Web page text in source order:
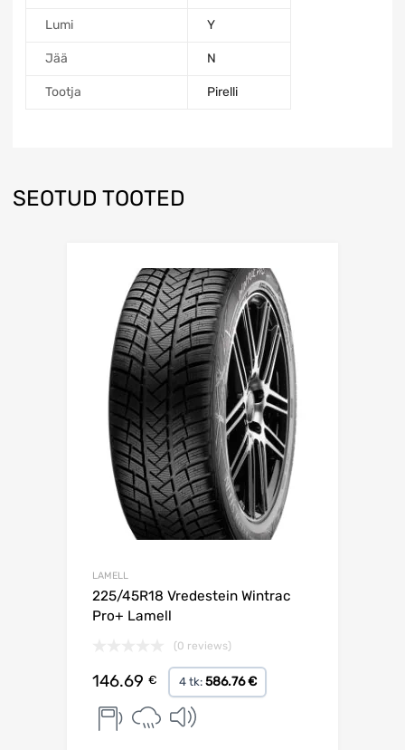
Lumi Y
Jää N
Tootja Pirelli
SEOTUD TOOTED
LAMELL
225/45R18 Vredestein Wintrac
Pro+ Lamell
(0 reviews)
146.69 € 4 tk: 586.76 €